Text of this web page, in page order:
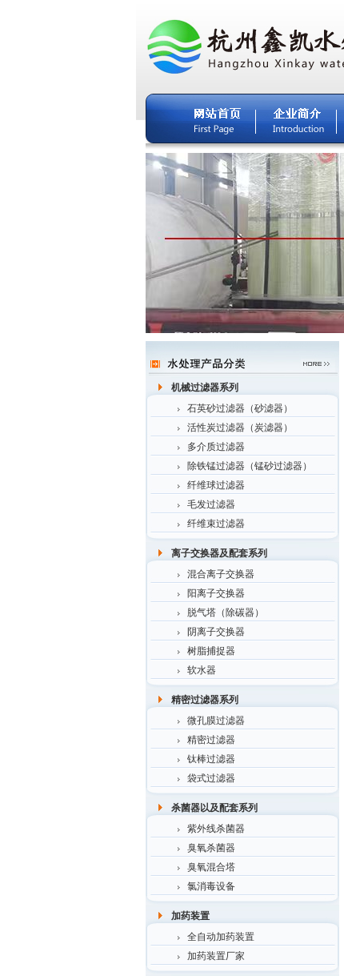
机械过滤器系列
石英砂过滤器（砂滤器）
活性炭过滤器（炭滤器）
多介质过滤器
除铁锰过滤器（锰砂过滤器）
纤维球过滤器
毛发过滤器
纤维束过滤器
离子交换器及配套系列
混合离子交换器
阳离子交换器
脱气塔（除碳器）
阴离子交换器
树脂捕捉器
软水器
精密过滤器系列
微孔膜过滤器
精密过滤器
钛棒过滤器
袋式过滤器
杀菌器以及配套系列
紫外线杀菌器
臭氧杀菌器
臭氧混合塔
氯消毒设备
加药装置
全自动加药装置
加药装置厂家